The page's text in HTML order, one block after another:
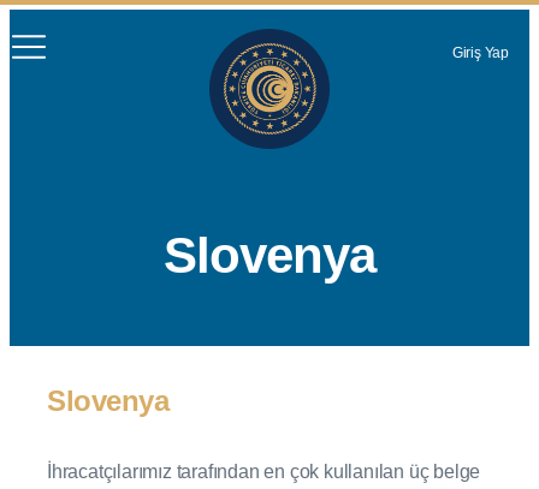
Giriş Yap
Slovenya
Slovenya
İhracatçılarımız tarafından en çok kullanılan üç belge